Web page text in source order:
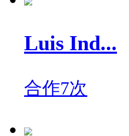
Luis Ind...
合作7次